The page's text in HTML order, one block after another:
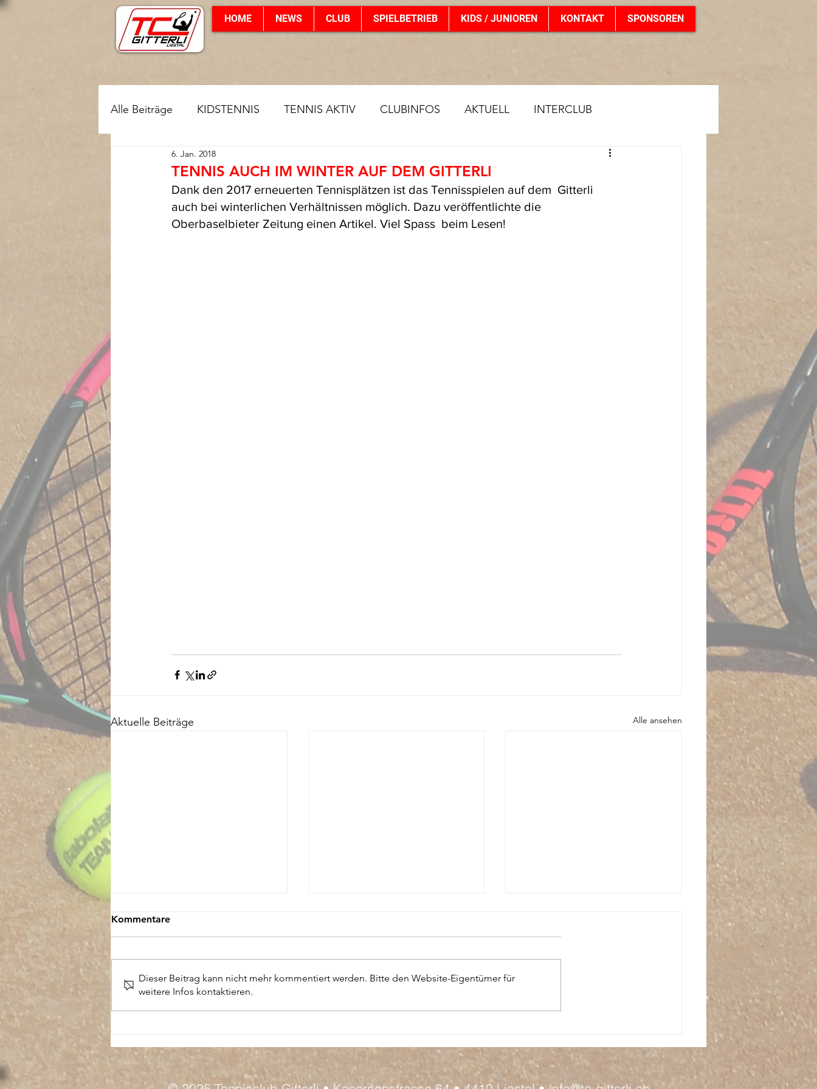
HOME NEWS CLUB SPIELBETRIEB KIDS / JUNIOREN KONTAKT SPONSOREN
Alle Beiträge KIDSTENNIS TENNIS AKTIV CLUBINFOS AKTUELL INTERCLUB
Clubmeisterschaften
TENNIS AUCH IM WINTER AUF DEM GITTERLI
6. Jan. 2018
Dank den 2017 erneuerten Tennisplätzen ist das Tennisspielen auf dem  Gitterli
auch bei winterlichen Verhältnissen möglich. Dazu veröffentlichte die
Oberbaselbieter Zeitung einen Artikel. Viel Spass  beim Lesen!
Aktuelle Beiträge Alle ansehen
AFTER WORK EVENT
CLUBMEISTERSCHAFTEN
SPONSOREN APERO 2025
Kommentare
Dieser Beitrag kann nicht mehr kommentiert werden. Bitte den Website-Eigentümer für
weitere Infos kontaktieren.